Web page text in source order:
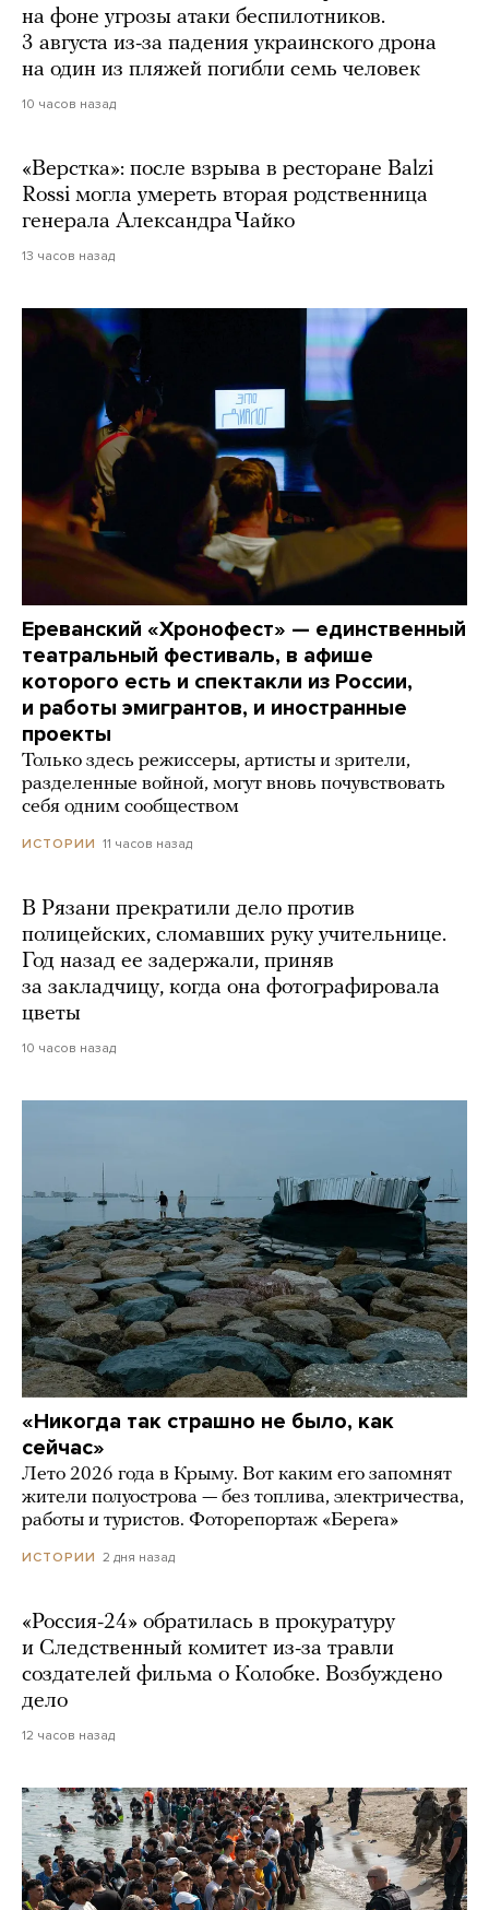
на фоне угрозы атаки беспилотников.
3 августа из-за падения украинского дрона
на один из пляжей погибли семь человек
10 часов назад
«Верстка»: после взрыва в ресторане Balzi
Rossi могла умереть вторая родственница
генерала Александра Чайко
13 часов назад
Ереванский «Хронофест» — единственный
театральный фестиваль, в афише
которого есть и спектакли из России,
и работы эмигрантов, и иностранные
проекты
Только здесь режиссеры, артисты и зрители,
разделенные войной, могут вновь почувствовать
себя одним сообществом
ИСТОРИИ 11 часов назад
В Рязани прекратили дело против
полицейских, сломавших руку учительнице.
Год назад ее задержали, приняв
за закладчицу, когда она фотографировала
цветы
10 часов назад
«Никогда так страшно не было, как
сейчас»
Лето 2026 года в Крыму. Вот каким его запомнят
жители полуострова — без топлива, электричества,
работы и туристов. Фоторепортаж «Берега»
ИСТОРИИ 2 дня назад
«Россия-24» обратилась в прокуратуру
и Следственный комитет из-за травли
создателей фильма о Колобке. Возбуждено
дело
12 часов назад